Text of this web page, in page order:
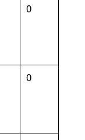
0
0